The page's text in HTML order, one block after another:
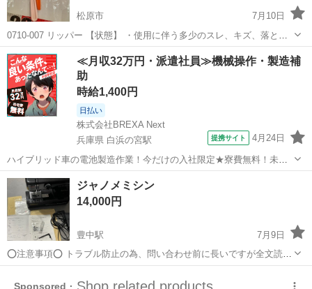
松原市
7月10日
0710-007 リッパー 【状態】 ・使用に伴う多少のスレ、キズ、落とし
きれない汚れなどございます ・詳細は現地でご確認ください ・お値引
きは出来かねますのでご了承願います ※中古品のため、状態について
は...
大阪 松原市 生活家電 現地
≪月収32万円・派遣社員≫機械操作・製造補
助
時給1,400円
日払い
株式会社BREXA Next
兵庫県 白浜の宮駅
提携サイト 4月24日
ハイブリッド車の電池製造作業！今だけの入社限定★寮費無料！未経
験活躍中★20～50代の男性活躍中！安定企業で長期で働きたい方オス
スメ！年間休日130日！正社員登用制度あり！マイカー通勤OK！ワン
ルーム寮完備！《兵庫県姫路市》...
兵庫 姫路市
ジャノメミシン
14,000円
豊中駅
7月9日
⭕️注意事項⭕️ トラブル防止の為、問い合わせ前に長いですが全文読ん
で下さい いかなる場合も返品返金不可 宗教など勧誘お断り ⚠️重要⚠️
投稿時間に関わらず22時以降の問い合わせしないでください。 非喫煙